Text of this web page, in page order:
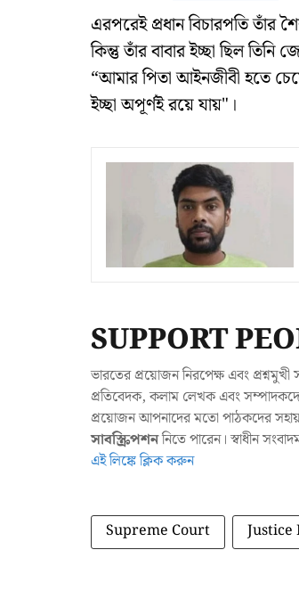
এরপরেই প্রধান বিচারপতি তাঁর
কিন্তু তাঁর বাবার ইচ্ছা ছিল
“আমার পিতা আইনজীবী হতে
ইচ্ছা অপূর্ণই রয়ে যায়"।
SUPPORT
ভারতের প্রয়োজন নিরপেক্ষ এবং
প্রতিবেদক, কলাম লেখক এবং
প্রয়োজন আপনাদের মতো পাঠকদের
সাবস্ক্রিপশননিতে পারেন। স্বাধীন
এই লিঙ্কে ক্লিক করুন
Supreme Court Justice